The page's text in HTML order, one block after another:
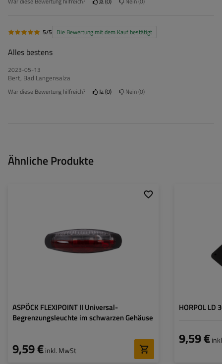
5/5 Die Bewertung mit dem Kauf bestätigt
Alles bestens
2023-05-13
Bert, Bad Langensalza
War diese Bewertung hilfreich? Ja 0 Nein 0
Ähnliche Produkte
ASPÖCK FLEXIPOINT II Universal-
Begrenzungsleuchte im schwarzen Gehäuse
9,59 €inkl. MwSt
Lampenfunktionen:
vordere Umrissleuchte
hintere Umrissleuchte
Kabel für Umrissleuchten: flach
HORPOL
9,59 €
Kabel für